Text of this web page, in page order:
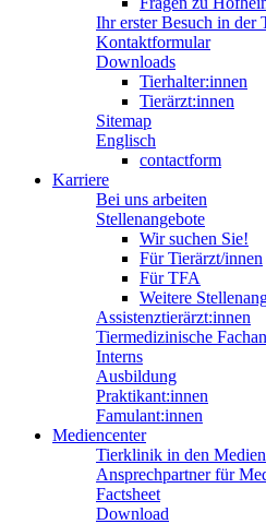
Ihr erster Besuch in
Kontaktformular
Downloads
Tierhalter:innen
Tierärzt:innen
Sitemap
Englisch
contactform
Karriere
Bei uns arbeiten
Stellenangebote
Wir suchen Sie!
Für Tierärzt/innen
Für TFA
Weitere
Assistenztierärzt:innen
Tiermedizinische
Interns
Ausbildung
Praktikant:innen
Famulant:innen
Mediencenter
Tierklinik in den Medien
Ansprechpartner für
Factsheet
Download